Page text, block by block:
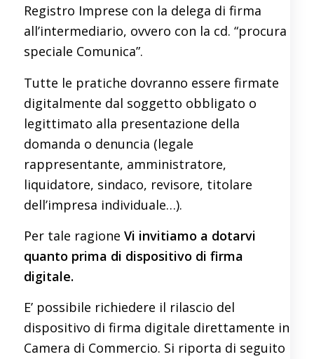
Registro Imprese con la delega di firma
all’intermediario, ovvero con la cd. “procura
speciale Comunica”.
Tutte le pratiche dovranno essere firmate
digitalmente dal soggetto obbligato o
legittimato alla presentazione della
domanda o denuncia (legale
rappresentante, amministratore,
liquidatore, sindaco, revisore, titolare
dell’impresa individuale…).
Per tale ragione Vi invitiamo a dotarvi
quanto prima di dispositivo di firma
digitale.
E’ possibile richiedere il rilascio del
dispositivo di firma digitale direttamente in
Camera di Commercio. Si riporta di seguito